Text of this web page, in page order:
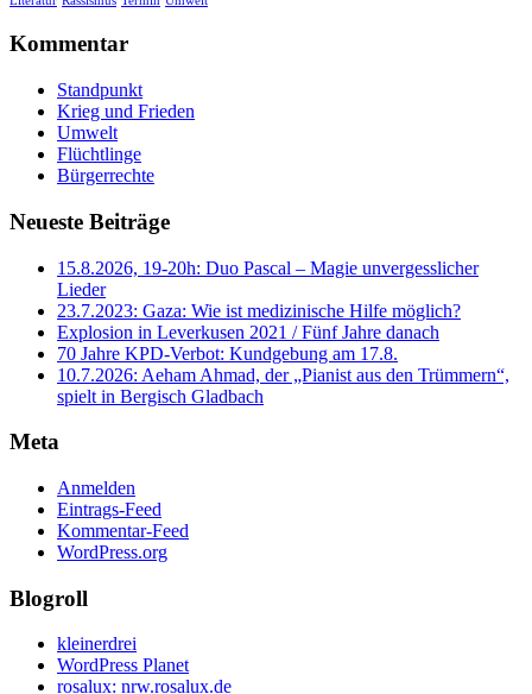
Kommentar
Standpunkt
Krieg und Frieden
Umwelt
Flüchtlinge
Bürgerrechte
Neueste Beiträge
15.8.2026, 19-20h: Duo Pascal – Magie unvergesslicher
Lieder
23.7.2023: Gaza: Wie ist medizinische Hilfe möglich?
Explosion in Leverkusen 2021 / Fünf Jahre danach
70 Jahre KPD‑Verbot: Kundgebung am 17.8.
10.7.2026: Aeham Ahmad, der „Pianist aus den Trümmern“,
spielt in Bergisch Gladbach
Meta
Anmelden
Eintrags-Feed
Kommentar-Feed
WordPress.org
Blogroll
kleinerdrei
WordPress Planet
rosalux: nrw.rosalux.de